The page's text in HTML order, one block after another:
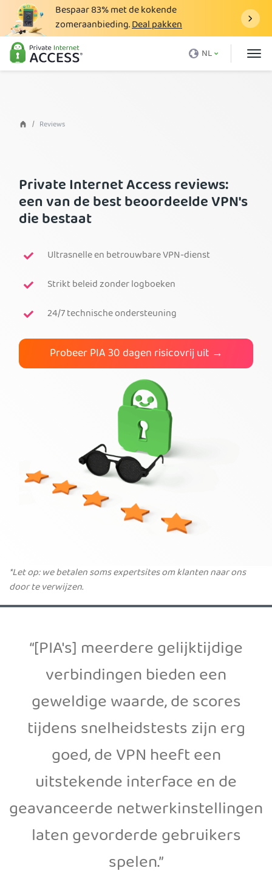
Bespaar83%met de kokende
zomeraanbieding.Deal pakken
NL
Wat is een VPN
Waarom PIA
VPN-voordelen
Blog
Ondersteuning
Reviews
Private Internet Access reviews:
een van de best beoordeelde VPN's
die bestaat
Ultrasnelle en betrouwbare VPN-dienst
Strikt beleid zonder logboeken
24/7 technische ondersteuning
Probeer PIA 30 dagen risicovrij uit →
*Let op: we betalen soms expertsites om klanten naar ons
door te verwijzen.
“[PIA's] meerdere gelijktijdige
verbindingen bieden een
geweldige waarde, de scores
tijdens snelheidstests zijn erg
goed, de VPN heeft een
uitstekende interface en de
geavanceerde netwerkinstellingen
laten gevorderde gebruikers
spelen.”